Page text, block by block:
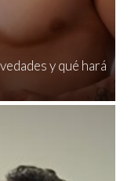
y qué hará